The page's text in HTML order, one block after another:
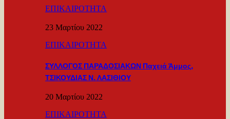
ΕΠΙΚΑΙΡΟΤΗΤΑ
23 Μαρτίου 2022
ΕΠΙΚΑΙΡΟΤΗΤΑ
ΣΥΛΛΟΓΟΣ ΠΑΡΑΔΟΣΙΑΚΩΝ Παχειά Άμμος,
ΤΣΙΚΟΥΔΙΑΣ Ν. ΛΑΣΙΘΙΟΥ
20 Μαρτίου 2022
ΕΠΙΚΑΙΡΟΤΗΤΑ